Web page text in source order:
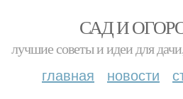
САД И
лучшие советы и идеи для
главная новости